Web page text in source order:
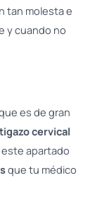
tan molesta e
y cuando no
es de gran
cervical
apartado
que tu médico